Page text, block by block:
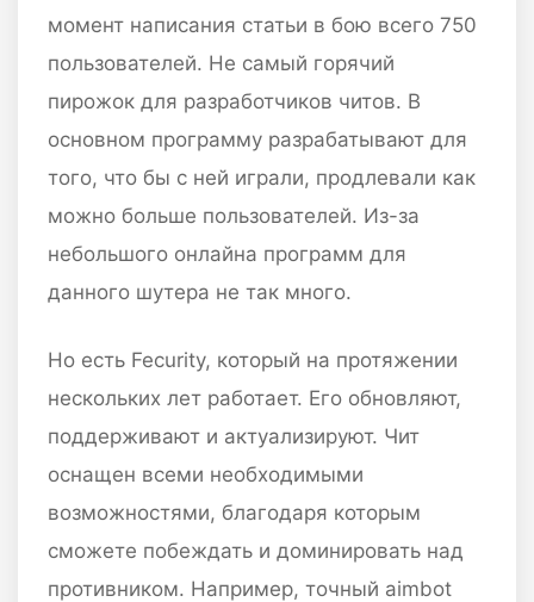
момент написания статьи в бою всего 750
пользователей. Не самый горячий
пирожок для разработчиков читов. В
основном программу разрабатывают для
того, что бы с ней играли, продлевали как
можно больше пользователей. Из-за
небольшого онлайна программ для
данного шутера не так много.
Но есть Fecurity, который на протяжении
нескольких лет работает. Его обновляют,
поддерживают и актуализируют. Чит
оснащен всеми необходимыми
возможностями, благодаря которым
сможете побеждать и доминировать над
противником. Например, точный aimbot